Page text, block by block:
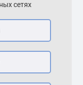
сетях